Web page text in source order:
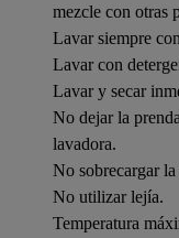
mezcle con otras
Lavar siempre
Lavar con
Lavar y secar
No dejar la
lavadora.
No sobrecargar
No utilizar lejía.
Temperatura